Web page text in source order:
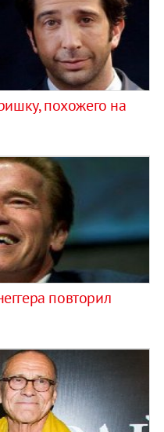
похожего на
повторил